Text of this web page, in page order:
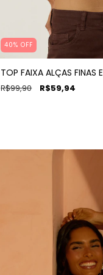
40% OFF
TOP FAIXA ALÇAS FINAS
R$99,90 R$59,94